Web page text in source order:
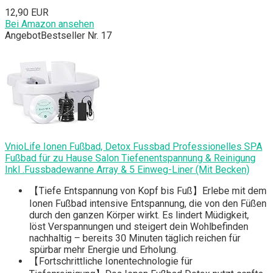
12,90 EUR
Bei Amazon ansehen
AngebotBestseller Nr. 17
VnioLife Ionen Fußbad, Detox Fussbad Professionelles SPA
Fußbad für zu Hause Salon Tiefenentspannung & Reinigung
Inkl .Fussbadewanne Array & 5 Einweg-Liner (Mit Becken)
【Tiefe Entspannung von Kopf bis Fuß】Erlebe mit dem
Ionen Fußbad intensive Entspannung, die von den Füßen
durch den ganzen Körper wirkt. Es lindert Müdigkeit,
löst Verspannungen und steigert dein Wohlbefinden
nachhaltig – bereits 30 Minuten täglich reichen für
spürbar mehr Energie und Erholung.
【Fortschrittliche Ionentechnologie für